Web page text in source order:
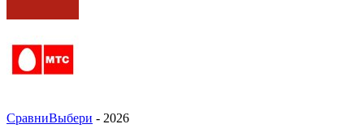
СравниВыбери - 2026